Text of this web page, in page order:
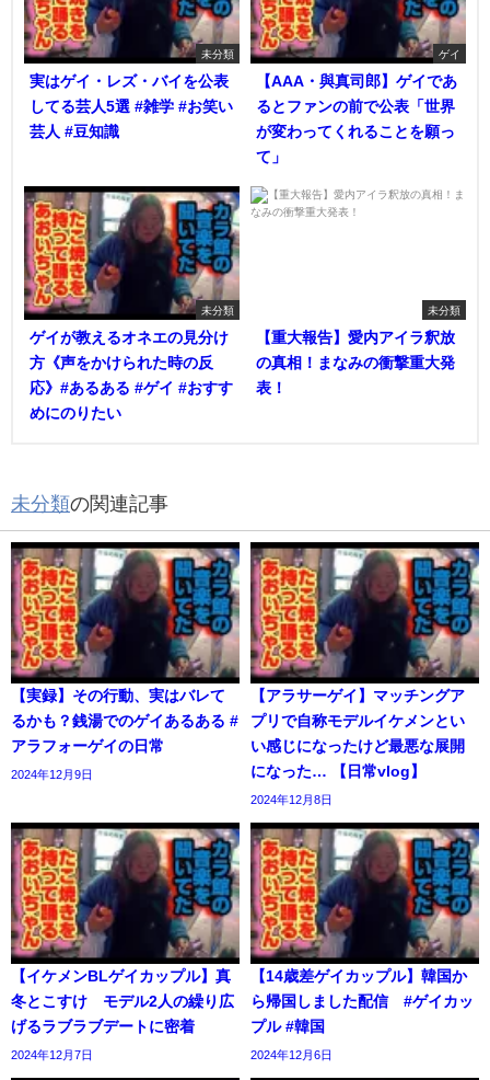
未分類
実はゲイ・レズ・バイを公表
してる芸人5選 #雑学 #お笑い
芸人 #豆知識
ゲイ
【AAA・與真司郎】ゲイであ
るとファンの前で公表「世界
が変わってくれることを願っ
て」
未分類
ゲイが教えるオネエの見分け
方《声をかけられた時の反
応》#あるある #ゲイ #おすす
めにのりたい
未分類
【重大報告】愛内アイラ釈放
の真相！まなみの衝撃重大発
表！
未分類の関連記事
【実録】その行動、実はバレて
るかも？銭湯でのゲイあるある #
アラフォーゲイの日常
2024年12月9日
【アラサーゲイ】マッチングア
プリで自称モデルイケメンとい
い感じになったけど最悪な展開
になった… 【日常vlog】
2024年12月8日
【イケメンBLゲイカップル】真
冬とこすけ モデル2人の繰り広
げるラブラブデートに密着
2024年12月7日
【14歳差ゲイカップル】韓国か
ら帰国しました配信 #ゲイカッ
プル #韓国
2024年12月6日